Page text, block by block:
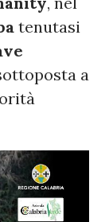
tenutasi
a